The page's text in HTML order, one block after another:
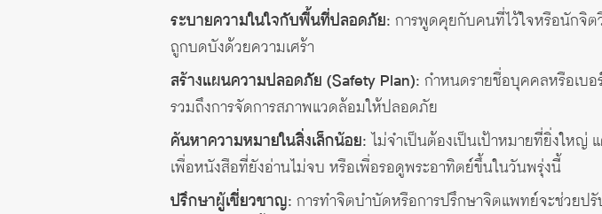
ระบายความในใจกับพื้นที่ปลอดภัย: การพูดคุยกับคนที่ไว้ใจหรือนักจิต
ถูกบดบังด้วยความเศร้า
สร้างแผนความปลอดภัย (Safety Plan): กำหนดรายชื่อบุคคลหรือเบ
รวมถึงการจัดการสภาพแวดล้อมให้ปลอดภัย
ค้นหาความหมายในสิ่งเล็กน้อย: ไม่จำเป็นต้องเป็นเป้าหมายที่ยิ่งใหญ่
เพื่อหนังสือที่ยังอ่านไม่จบ หรือเพื่อรอดูพระอาทิตย์ขึ้นในวันพรุ่งนี้
ปรึกษาผู้เชี่ยวชาญ: การทำจิตบำบัดหรือการปรึกษาจิตแพทย์จะช่วยป